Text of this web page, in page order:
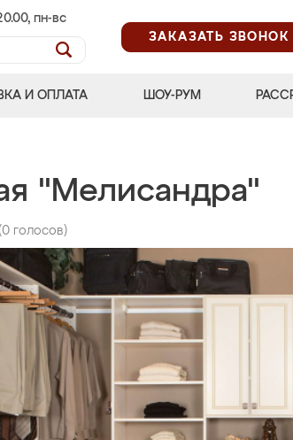
пн-вс
ЗАКАЗАТЬ ЗВОНОК
И ОПЛАТА ШОУ-РУМ
"Мелисандра"
0 голосов)